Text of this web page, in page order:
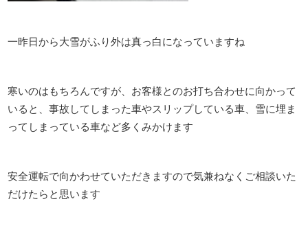
一昨日から大雪がふり外は真っ白になっていますね
寒いのはもちろんですが、お客様とのお打ち合わせに向かって
いると、事故してしまった車やスリップしている車、雪に埋ま
ってしまっている車など多くみかけます
安全運転で向かわせていただきますので気兼ねなくご相談いた
だけたらと思います